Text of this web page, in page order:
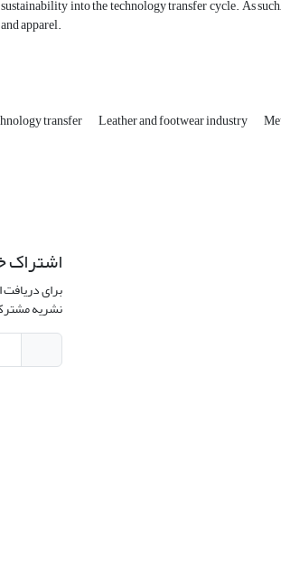
sustainability into the technology transfer cycle. As
and apparel.
transfer Leather and footwear industry
اشتراک
برای دریافت
نشریه